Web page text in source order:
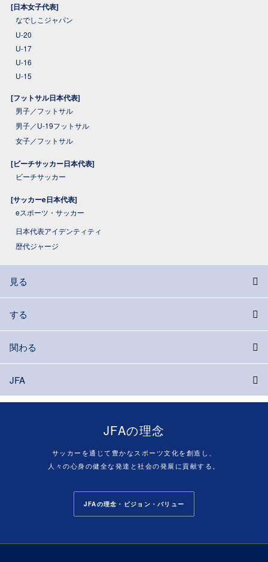
[日本女子代表]
なでしこジャパン
U-20
U-17
U-16
U-15
[フットサル日本代表]
男子／フットサル
男子／U-19フットサル
女子／フットサル
[ビーチサッカー日本代表]
ビーチサッカー
[サッカーe日本代表]
eスポーツ・サッカー
日本代表アイデンティティ
歴代ジャージ
見る
する
関わる
JFA
JFAの理念
サッカーを通じて豊かなスポーツ文化を創造し、
人々の心身の健全な発達と社会の発展に貢献する。
JFAの理念・ビジョン・バリュー